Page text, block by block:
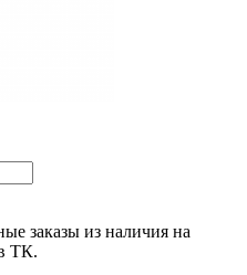
заказы из наличия на
ТК.